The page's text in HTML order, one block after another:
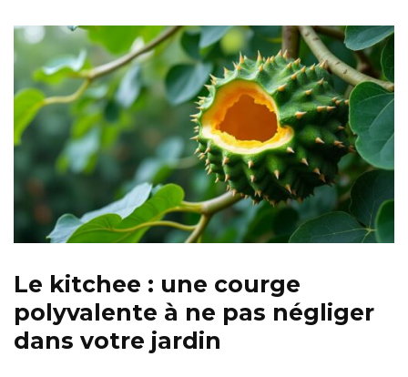
Le kitchee : une courge
polyvalente à ne pas négliger
dans votre jardin